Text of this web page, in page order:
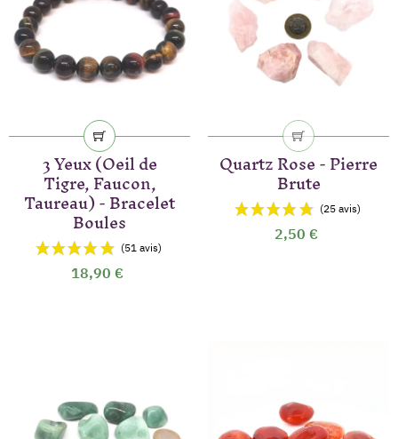
3 Yeux (Oeil de
Tigre, Faucon,
Taureau) - Bracelet
Boules
18,90 €
Quartz Rose - Pierre
Brute
2,50 €